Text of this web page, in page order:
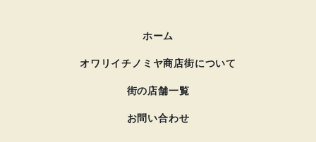
ホーム
オワリイチノミヤ商店街について
街の店舗一覧
お問い合わせ